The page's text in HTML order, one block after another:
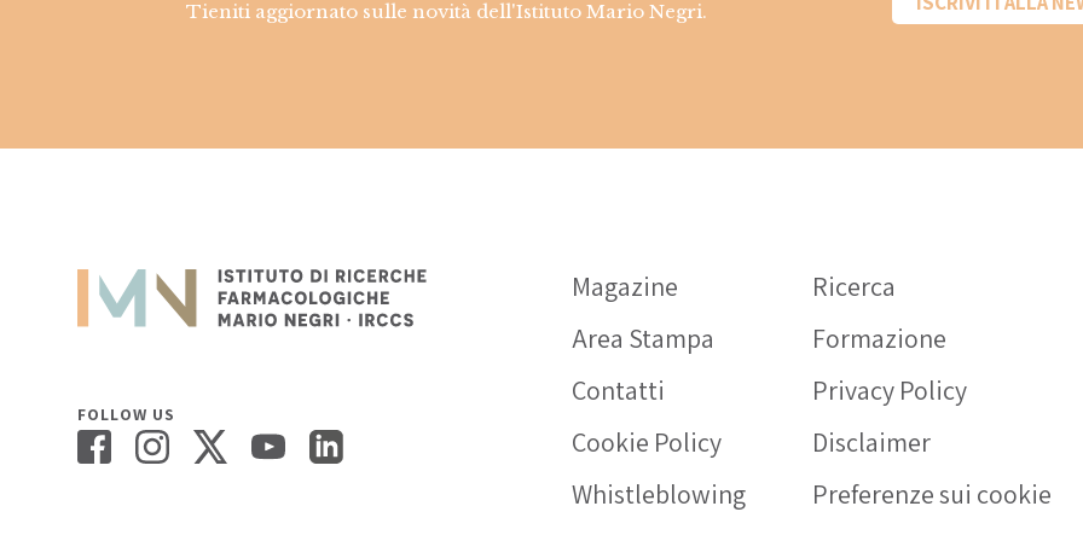
Tieniti aggiornato sulle novità dell'Istituto Mario Negri.
FOLLOW US
Magazine
Ricerca
Area Stampa
Formazione
Contatti
Privacy Policy
Cookie Policy
Disclaimer
Whistleblowing
Preferenze sui cookie